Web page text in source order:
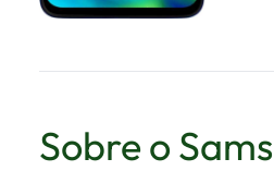
Sobre o